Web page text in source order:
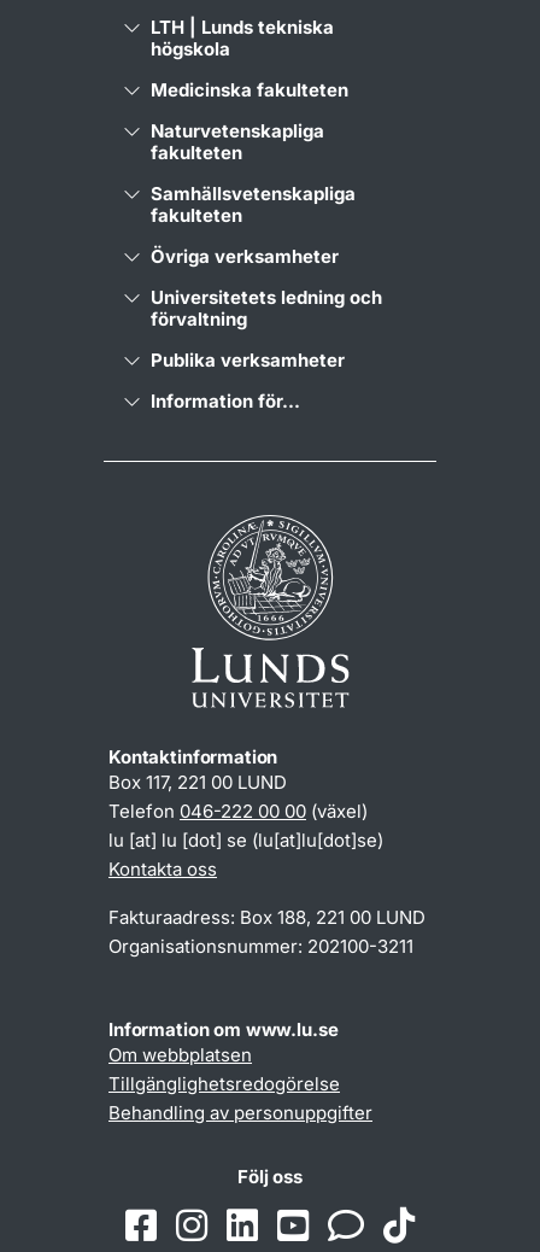
LTH | Lunds tekniska
högskola
Medicinska fakulteten
Naturvetenskapliga
fakulteten
Samhällsvetenskapliga
fakulteten
Övriga verksamheter
Universitetets ledning och
förvaltning
Publika verksamheter
Information för...
Kontaktinformation
Box 117, 221 00 LUND
Telefon 046-222 00 00 (växel)
lu [at] lu [dot] se (lu[at]lu[dot]se)
Kontakta oss
Fakturaadress: Box 188, 221 00 LUND
Organisationsnummer: 202100-3211
Information om www.lu.se
Om webbplatsen
Tillgänglighetsredogörelse
Behandling av personuppgifter
Följ oss